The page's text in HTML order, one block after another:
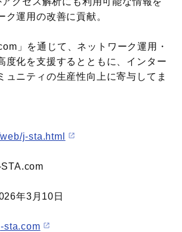
ク運用の改善に貢献。
」を通じて、ネットワーク運用・
度化を支援するとともに、インター
ュニティの生産性向上に寄与してま
j-sta.html
年3月10日
sta.com